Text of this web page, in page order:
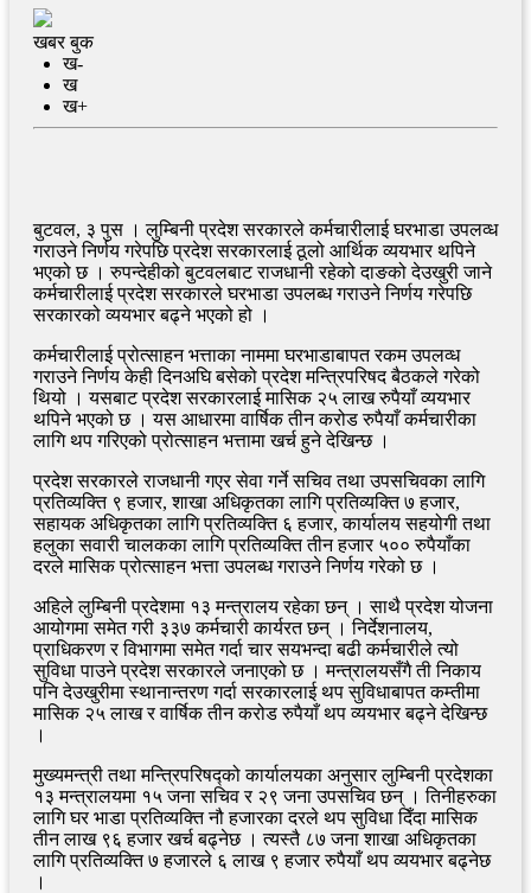
खबर बुक
ख-
ख
ख+
बुटवल, ३ पुस । लुम्बिनी प्रदेश सरकारले कर्मचारीलाई घरभाडा उपलव्ध
गराउने निर्णय गरेपछि प्रदेश सरकारलाई ठूलो आर्थिक व्ययभार थपिने
भएको छ । रुपन्देहीको बुटवलबाट राजधानी रहेको दाङको देउखुरी जाने
कर्मचारीलाई प्रदेश सरकारले घरभाडा उपलब्ध गराउने निर्णय गरेपछि
सरकारको व्ययभार बढ्ने भएको हो ।
कर्मचारीलाई प्रोत्साहन भत्ताका नाममा घरभाडाबापत रकम उपलव्ध
गराउने निर्णय केही दिनअघि बसेको प्रदेश मन्त्रिपरिषद बैठकले गरेको
थियो । यसबाट प्रदेश सरकारलाई मासिक २५ लाख रुपैयाँ व्ययभार
थपिने भएको छ । यस आधारमा वार्षिक तीन करोड रुपैयाँ कर्मचारीका
लागि थप गरिएको प्रोत्साहन भत्तामा खर्च हुने देखिन्छ ।
प्रदेश सरकारले राजधानी गएर सेवा गर्ने सचिव तथा उपसचिवका लागि
प्रतिव्यक्ति ९ हजार, शाखा अधिकृतका लागि प्रतिव्यक्ति ७ हजार,
सहायक अधिकृतका लागि प्रतिव्यक्ति ६ हजार, कार्यालय सहयोगी तथा
हलुका सवारी चालकका लागि प्रतिव्यक्ति तीन हजार ५०० रुपैयाँका
दरले मासिक प्रोत्साहन भत्ता उपलब्ध गराउने निर्णय गरेको छ ।
अहिले लुम्बिनी प्रदेशमा १३ मन्त्रालय रहेका छन् । साथै प्रदेश योजना
आयोगमा समेत गरी ३३७ कर्मचारी कार्यरत छन् । निर्देशनालय,
प्राधिकरण र विभागमा समेत गर्दा चार सयभन्दा बढी कर्मचारीले त्यो
सुविधा पाउने प्रदेश सरकारले जनाएको छ । मन्त्रालयसँगै ती निकाय
पनि देउखुरीमा स्थानान्तरण गर्दा सरकारलाई थप सुविधाबापत कम्तीमा
मासिक २५ लाख र वार्षिक तीन करोड रुपैयाँ थप व्ययभार बढ्ने देखिन्छ
।
मुख्यमन्त्री तथा मन्त्रिपरिषद्को कार्यालयका अनुसार लुम्बिनी प्रदेशका
१३ मन्त्रालयमा १५ जना सचिव र २९ जना उपसचिव छन् । तिनीहरुका
लागि घर भाडा प्रतिव्यक्ति नौ हजारका दरले थप सुविधा दिँदा मासिक
तीन लाख ९६ हजार खर्च बढ्नेछ । त्यस्तै ८७ जना शाखा अधिकृतका
लागि प्रतिव्यक्ति ७ हजारले ६ लाख ९ हजार रुपैयाँ थप व्ययभार बढ्नेछ
।